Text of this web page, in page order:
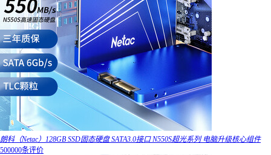
朗科（Netac）128GB SSD固态硬盘 SATA3.0接口 N550S超光系列 电脑升级核心组件
500000条评价